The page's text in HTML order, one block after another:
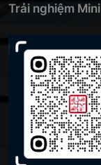
Trải nghiệm